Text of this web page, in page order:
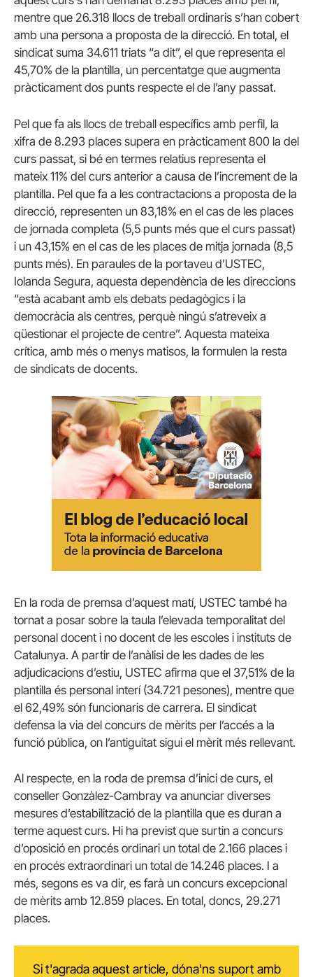
mentre que 26.318 llocs de treball ordinaris s’han cobert
amb una persona a proposta de la direcció. En total, el
sindicat suma 34.611 triats “a dit”, el que representa el
45,70% de la plantilla, un percentatge que augmenta
pràcticament dos punts respecte el de l’any passat.
Pel que fa als llocs de treball específics amb perfil, la
xifra de 8.293 places supera en pràcticament 800 la del
curs passat, si bé en termes relatius representa el
mateix 11% del curs anterior a causa de l’increment de la
plantilla. Pel que fa a les contractacions a proposta de la
direcció, representen un 83,18% en el cas de les places
de jornada completa (5,5 punts més que el curs passat)
i un 43,15% en el cas de les places de mitja jornada (8,5
punts més). En paraules de la portaveu d’USTEC,
Iolanda Segura, aquesta dependència de les direccions
“està acabant amb els debats pedagògics i la
democràcia als centres, perquè ningú s’atreveix a
qüestionar el projecte de centre”. Aquesta mateixa
crítica, amb més o menys matisos, la formulen la resta
de sindicats de docents.
En la roda de premsa d’aquest matí, USTEC també ha
tornat a posar sobre la taula l’elevada temporalitat del
personal docent i no docent de les escoles i instituts de
Catalunya. A partir de l’anàlisi de les dades de les
adjudicacions d’estiu, USTEC afirma que el 37,51% de la
plantilla és personal interí (34.721 pesones), mentre que
el 62,49% són funcionaris de carrera. El sindicat
defensa la via del concurs de mèrits per l’accés a la
funció pública, on l’antiguitat sigui el mèrit més rellevant.
Al respecte, en la roda de premsa d’inici de curs, el
conseller Gonzàlez-Cambray va anunciar diverses
mesures d’estabilització de la plantilla que es duran a
terme aquest curs. Hi ha previst que surtin a concurs
d’oposició en procés ordinari un total de 2.166 places i
en procés extraordinari un total de 14.246 places. I a
més, segons es va dir, es farà un concurs excepcional
de mèrits amb 12.859 places. En total, doncs, 29.271
places.
Si t'agrada aquest article, dóna'ns suport amb